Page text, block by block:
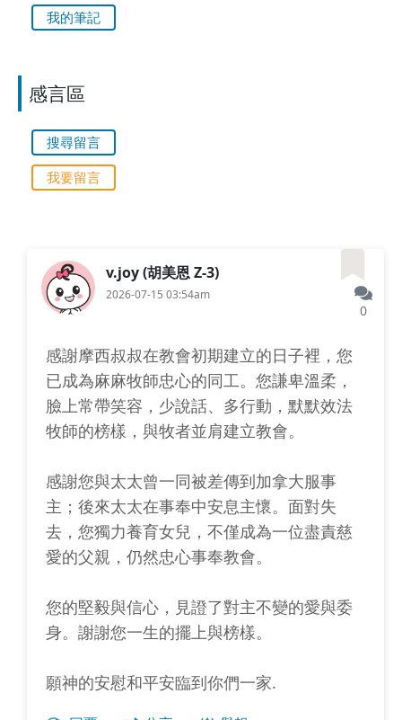
我的筆記
感言區
搜尋留言
我要留言
v.joy (胡美恩 Z-3)
2026-07-15 03:54am
0
感謝摩西叔叔在教會初期建立的日子裡，您
已成為麻麻牧師忠心的同工。您謙卑溫柔，
臉上常帶笑容，少說話、多行動，默默效法
牧師的榜樣，與牧者並肩建立教會。
感謝您與太太曾一同被差傳到加拿大服事
主；後來太太在事奉中安息主懷。面對失
去，您獨力養育女兒，不僅成為一位盡責慈
愛的父親，仍然忠心事奉教會。
您的堅毅與信心，見證了對主不變的愛與委
身。謝謝您一生的擺上與榜樣。
願神的安慰和平安臨到你們一家.